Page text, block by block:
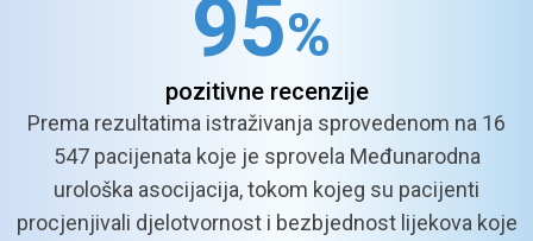
95%
pozitivne recenzije
Prema rezultatima istraživanja sprovedenom na 16
547 pacijenata koje je sprovela Međunarodna
urološka asocijacija, tokom kojeg su pacijenti
procjenjivali djelotvornost i bezbjednost lijekova koje